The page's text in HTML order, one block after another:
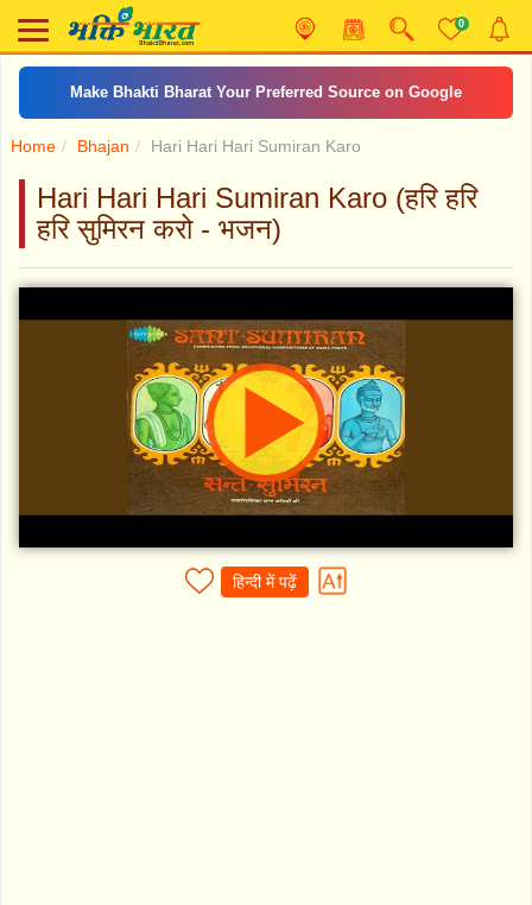
0
Make Bhakti Bharat Your Preferred Source on Google
Home Bhajan Hari Hari Hari Sumiran Karo
Hari Hari Hari Sumiran Karo (हरि हरि
हरि सुमिरन करो - भजन)
हिन्दी में पढ़ें